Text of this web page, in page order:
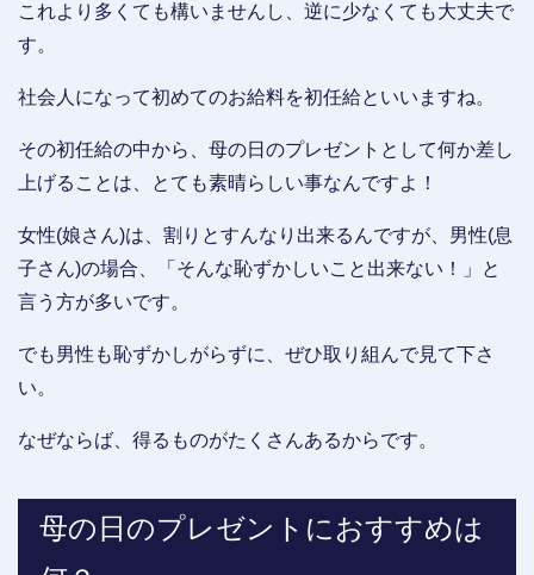
これより多くても構いませんし、逆に少なくても大丈夫で
す。
社会人になって初めてのお給料を初任給といいますね。
その初任給の中から、母の日のプレゼントとして何か差し
上げることは、とても素晴らしい事なんですよ！
女性(娘さん)は、割りとすんなり出来るんですが、男性(息
子さん)の場合、「そんな恥ずかしいこと出来ない！」と
言う方が多いです。
でも男性も恥ずかしがらずに、ぜひ取り組んで見て下さ
い。
なぜならば、得るものがたくさんあるからです。
母の日のプレゼントにおすすめは